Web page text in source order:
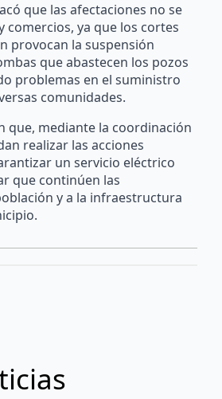
que las afectaciones no se
comercios, ya que los cortes
provocan la suspensión
que abastecen los pozos
problemas en el suministro
comunidades.
que, mediante la coordinación
realizar las acciones
un servicio eléctrico
que continúen las
y a la infraestructura